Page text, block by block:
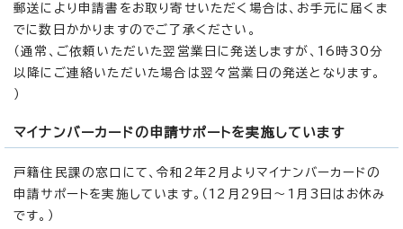
郵送により申請書をお取り寄せいただく場合は、お手元に届くま
でに数日かかりますのでご了承ください。
（通常、ご依頼いただいた翌営業日に発送しますが、16時30分
以降にご連絡いただいた場合は翌々営業日の発送となります。
）
マイナンバーカードの申請サポートを実施しています
戸籍住民課の窓口にて、令和2年2月よりマイナンバーカードの
申請サポートを実施しています。（12月29日～1月3日はお休み
です。）